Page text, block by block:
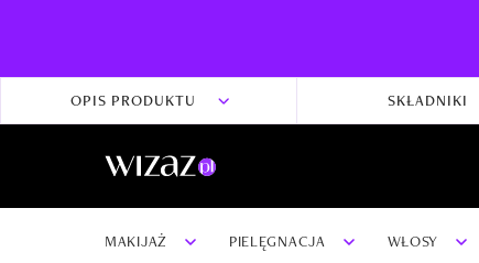
OPIS PRODUKTU SKŁADNIKI
MAKIJAŻ PIELĘGNACJA WŁOSY